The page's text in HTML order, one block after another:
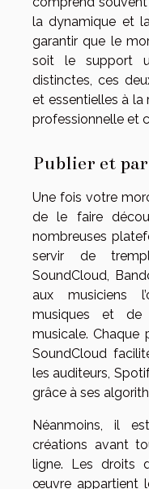
la dynamique et
garantir que le
soit le support
distinctes, ces
et essentielles à
professionnelle et
Publier et
Une fois votre
de le faire
nombreuses
servir de
SoundCloud,
aux musiciens
musiques et de
musicale. Chaque
SoundCloud
les auditeurs,
grâce à ses
Néanmoins, il
créations avant
ligne. Les droits
œuvre appartient